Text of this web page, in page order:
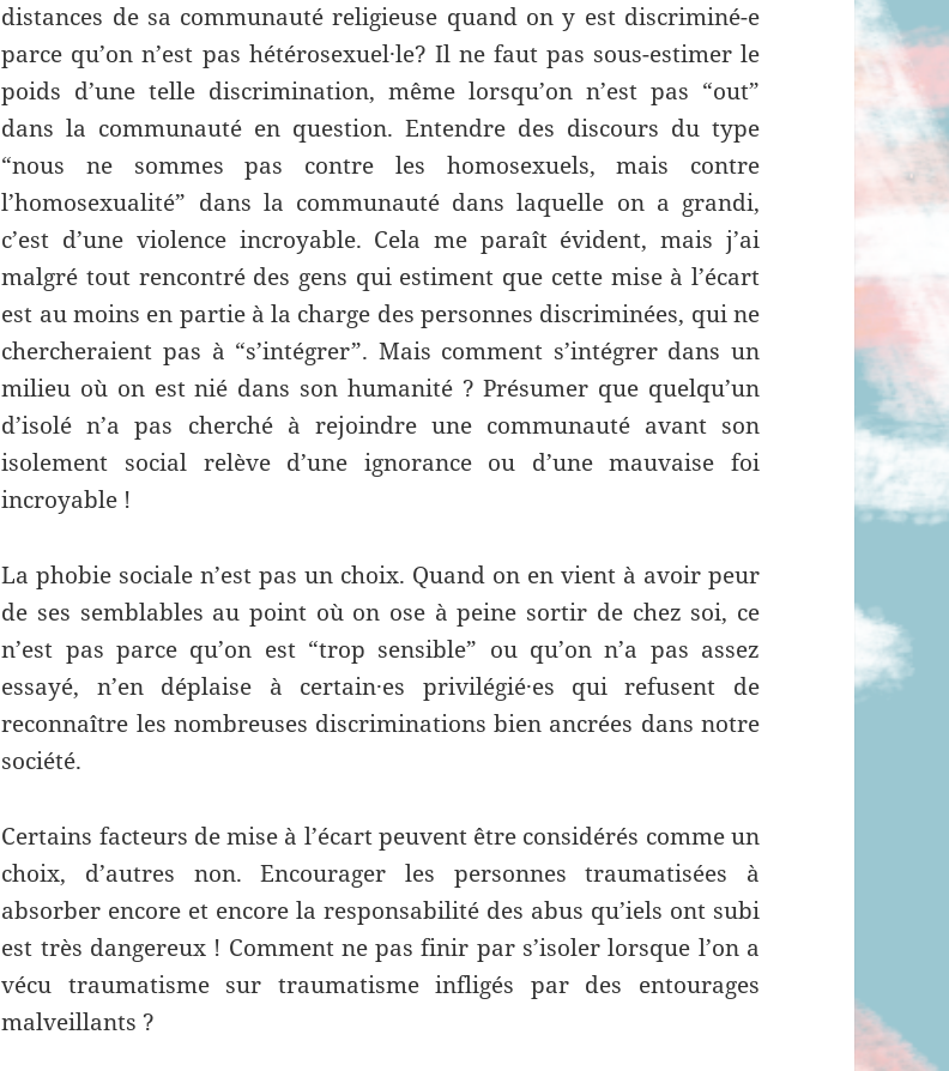
distances de sa communauté religieuse quand on y est discriminé-e
parce qu’on n’est pas hétérosexuel·le? Il ne faut pas sous-estimer le
poids d’une telle discrimination, même lorsqu’on n’est pas “out”
dans la communauté en question. Entendre des discours du type
“nous ne sommes pas contre les homosexuels, mais contre
l’homosexualité” dans la communauté dans laquelle on a grandi,
c’est d’une violence incroyable. Cela me paraît évident, mais j’ai
malgré tout rencontré des gens qui estiment que cette mise à l’écart
est au moins en partie à la charge des personnes discriminées, qui ne
chercheraient pas à “s’intégrer”. Mais comment s’intégrer dans un
milieu où on est nié dans son humanité ? Présumer que quelqu’un
d’isolé n’a pas cherché à rejoindre une communauté avant son
isolement social relève d’une ignorance ou d’une mauvaise foi
incroyable !
La phobie sociale n’est pas un choix. Quand on en vient à avoir peur
de ses semblables au point où on ose à peine sortir de chez soi, ce
n’est pas parce qu’on est “trop sensible” ou qu’on n’a pas assez
essayé, n’en déplaise à certain·es privilégié·es qui refusent de
reconnaître les nombreuses discriminations bien ancrées dans notre
société.
Certains facteurs de mise à l’écart peuvent être considérés comme un
choix, d’autres non. Encourager les personnes traumatisées à
absorber encore et encore la responsabilité des abus qu’iels ont subi
est très dangereux ! Comment ne pas finir par s’isoler lorsque l’on a
vécu traumatisme sur traumatisme infligés par des entourages
malveillants ?